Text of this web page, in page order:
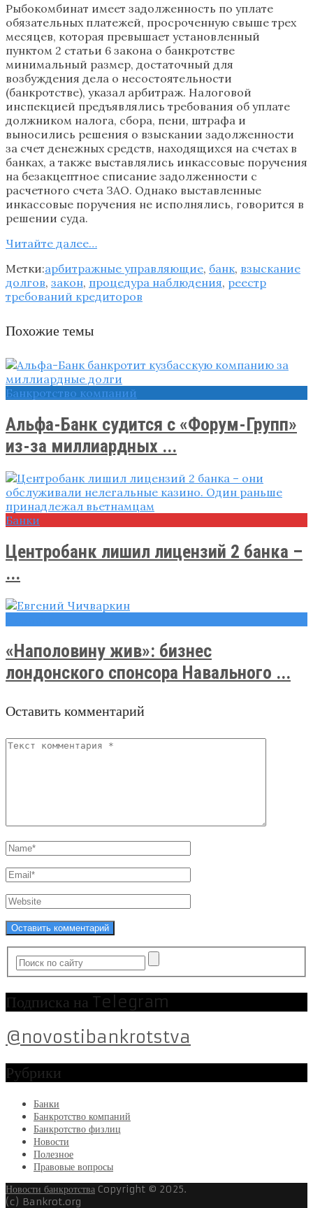
Рыбокомбинат имеет задолженность по уплате
обязательных платежей, просроченную свыше трех
месяцев, которая превышает установленный
пунктом 2 статьи 6 закона о банкротстве
минимальный размер, достаточный для
возбуждения дела о несостоятельности
(банкротстве), указал арбитраж. Налоговой
инспекцией предъявлялись требования об уплате
должником налога, сбора, пени, штрафа и
выносились решения о взыскании задолженности
за счет денежных средств, находящихся на счетах в
банках, а также выставлялись инкассовые поручения
на безакцептное списание задолженности с
расчетного счета ЗАО. Однако выставленные
инкассовые поручения не исполнялись, говорится в
решении суда.
Читайте далее…
Метки:арбитражные управляющие, банк, взыскание
долгов, закон, процедура наблюдения, реестр
требований кредиторов
Похожие темы
Банкротство компаний
Альфа-Банк судится с «Форум-Групп»
из-за миллиардных ...
Банки
Центробанк лишил лицензий 2 банка –
...
«Наполовину жив»: бизнес
лондонского спонсора Навального ...
Оставить комментарий
Подписка на Telegram
@novostibankrotstva
Рубрики
Банки
Банкротство компаний
Банкротство физлиц
Новости
Полезное
Правовые вопросы
Новости банкротства Copyright © 2025.
(c) Bankrot.org